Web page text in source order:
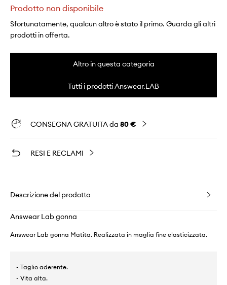
Prodotto non disponibile
Sfortunatamente, qualcun altro è stato il primo. Guarda gli altri
prodotti in offerta.
Altro in questa categoria
Tutti i prodotti Answear.LAB
CONSEGNA GRATUITA da 80 €
RESI E RECLAMI
Descrizione del prodotto
Answear Lab gonna
Answear Lab gonna Matita. Realizzata in maglia fine elasticizzata.
- Taglio aderente.
- Vita alta.